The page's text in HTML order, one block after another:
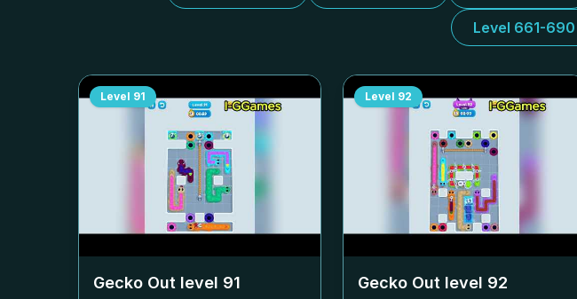
Level 661-690
Level 91
Gecko Out level 91
Level 92
Gecko Out level 92